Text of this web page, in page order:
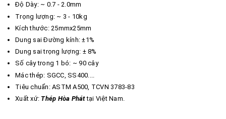
Độ Dày: ~ 0.7 - 2.0mm
Trọng lượng: ~ 3 - 10kg
Kích thước: 25mmx25mm
Dung sai Đường kính: ±1%
Dung sai trọng lượng: ± 8%
Số cây trong 1 bó: ~ 90 cây
Mác thép: SGCC, SS400....
Tiêu chuẩn: ASTM A500, TCVN 3783-83
Xuất xứ: Thép Hòa Pháttại Việt Nam.